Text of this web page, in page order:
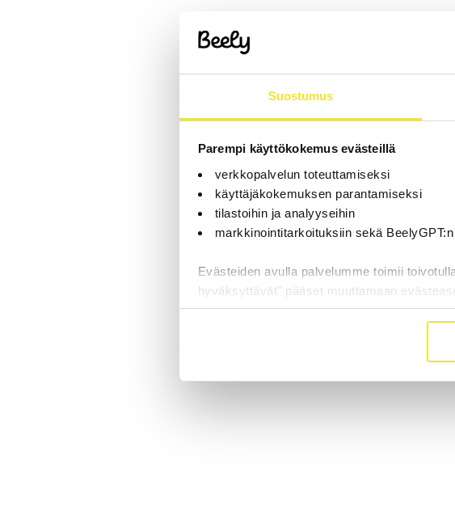
Suostumus
Parempi käyttökokemus evästeillä
verkkopalvelun toteuttamiseksi
käyttäjäkokemuksen parantamiseksi
tilastoihin ja analyyseihin
markkinointitarkoituksiin sekä
Evästeiden avulla palvelumme toimii
hyväksyttävät" pääset muuttamaan